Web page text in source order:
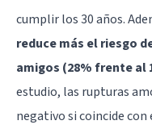
cumplir los 30 años.
reduce más el riesgo
amigos (28% frente al
estudio, las rupturas
negativo si coincide